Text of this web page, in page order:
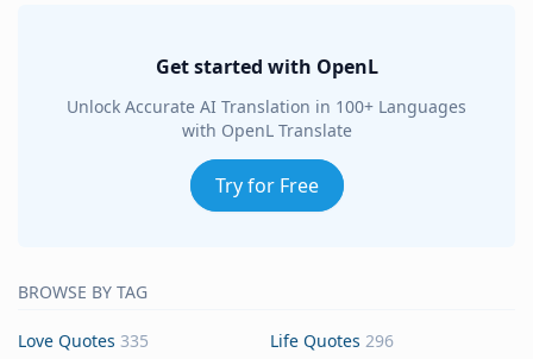
Get started with OpenL
Unlock Accurate AI Translation in 100+ Languages
with OpenL Translate
Try for Free
BROWSE BY TAG
Love Quotes 335 Life Quotes 296